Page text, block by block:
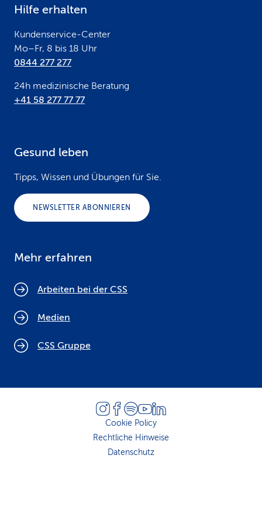
Hilfe erhalten
Kundenservice-Center
Mo–Fr, 8 bis 18 Uhr
0844 277 277
24h medizinische Beratung
+41 58 277 77 77
Gesund leben
Tipps, Wissen und Übungen für Sie.
NEWSLETTER ABONNIEREN
Mehr erfahren
Arbeiten bei der CSS
Medien
CSS Gruppe
Cookie Policy
Rechtliche Hinweise
Datenschutz